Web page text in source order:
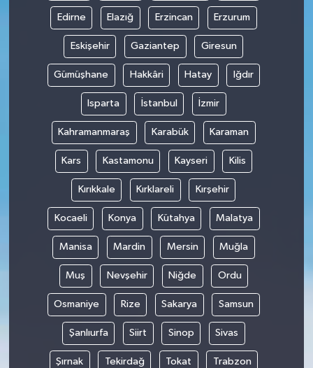
Edirne Elazığ Erzincan Erzurum
Eskişehir Gaziantep Giresun
Gümüşhane Hakkâri Hatay Iğdır
Isparta İstanbul İzmir
Kahramanmaraş Karabük Karaman
Kars Kastamonu Kayseri Kilis
Kırıkkale Kırklareli Kırşehir
Kocaeli Konya Kütahya Malatya
Manisa Mardin Mersin Muğla
Muş Nevşehir Niğde Ordu
Osmaniye Rize Sakarya Samsun
Şanlıurfa Siirt Sinop Sivas
Şırnak Tekirdağ Tokat Trabzon